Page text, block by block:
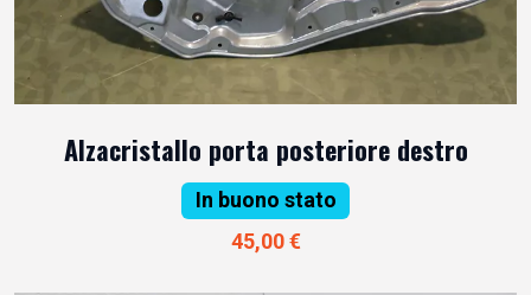
Alzacristallo porta posteriore destro
In buono stato
45,00 €